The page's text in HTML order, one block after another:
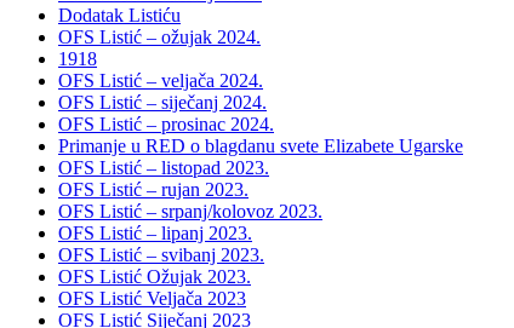
Dodatak Listiću
OFS Listić – ožujak 2024.
1918
OFS Listić – veljača 2024.
OFS Listić – siječanj 2024.
OFS Listić – prosinac 2024.
Primanje u RED o blagdanu svete Elizabete Ugarske
OFS Listić – listopad 2023.
OFS Listić – rujan 2023.
OFS Listić – srpanj/kolovoz 2023.
OFS Listić – lipanj 2023.
OFS Listić – svibanj 2023.
OFS Listić Ožujak 2023.
OFS Listić Veljača 2023
OFS Listić Siječanj 2023